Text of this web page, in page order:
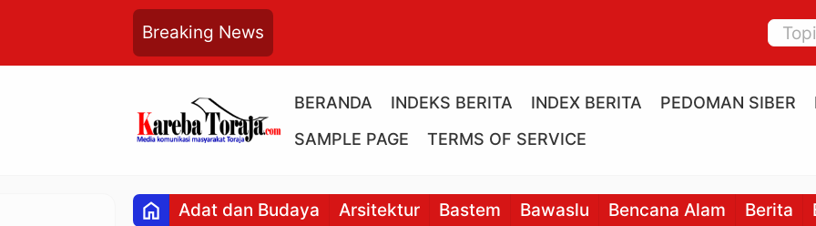
Breaking News
BERANDA INDEKS BERITA INDEX BERITA PEDOMAN SIBER
SAMPLE PAGE
TERMS OF SERVICE
home Adat dan Budaya Arsitektur Bastem Bawaslu Bencana Alam Berita